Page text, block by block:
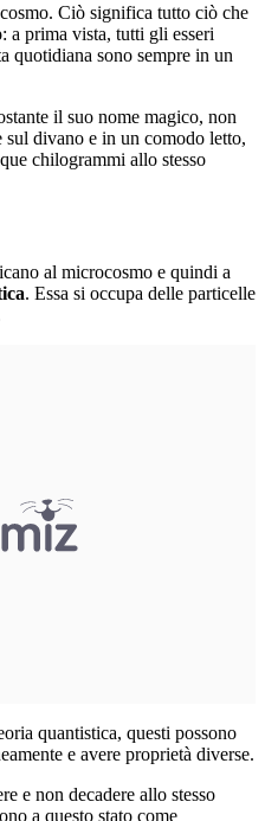
Ciò significa tutto ciò che
: a prima vista, tutti gli esseri
quotidiana sono sempre in un
il suo nome magico, non
sul divano e in un comodo letto,
chilogrammi allo stesso
al microcosmo e quindi a
. Essa si occupa delle particelle
quantistica, questi possono
e avere proprietà diverse.
e non decadere allo stesso
a questo stato come